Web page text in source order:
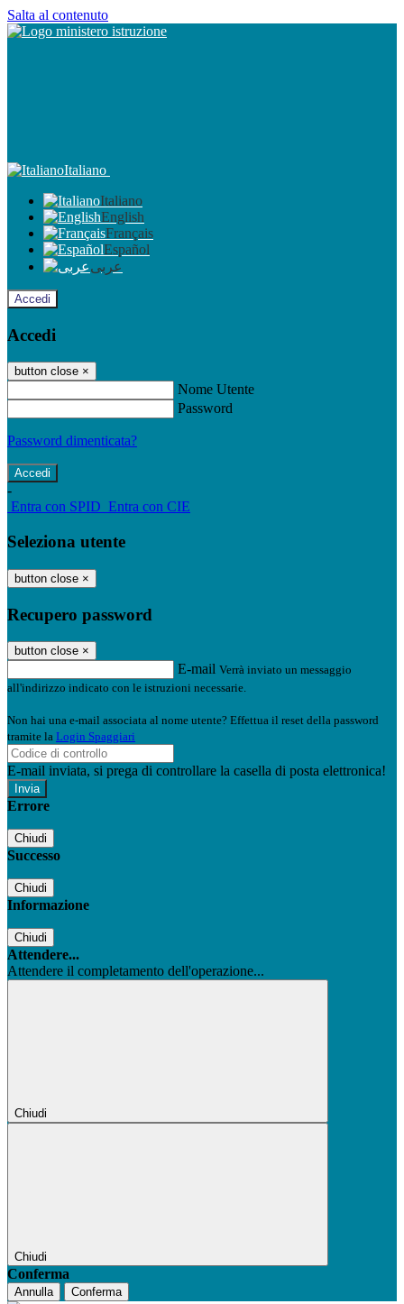
Salta al contenuto
Italiano
Italiano
English
Français
Español
عربى
Accedi
Accedi
button close ×
Nome Utente
Password
Password dimenticata?
-
Entra con SPID Entra con CIE
Seleziona utente
button close ×
Recupero password
button close ×
E-mail Verrà inviato un messaggio
all'indirizzo indicato con le istruzioni necessarie.
Non hai una e-mail associata al nome utente? Effettua il reset della password
tramite la Login Spaggiari
E-mail inviata, si prega di controllare la casella di posta elettronica!
Errore
Chiudi
Successo
Chiudi
Informazione
Chiudi
Attendere...
Attendere il completamento dell'operazione...
Chiudi
Chiudi
Conferma
Annulla Conferma